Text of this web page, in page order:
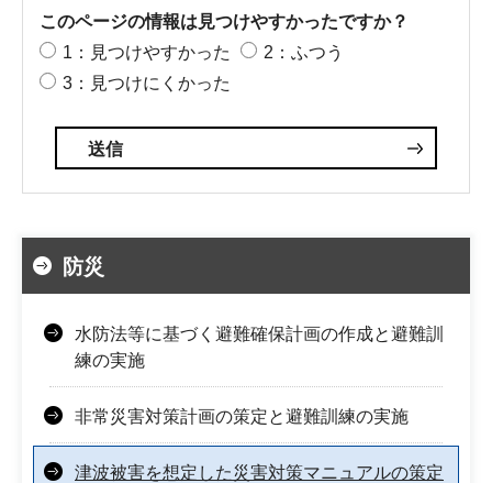
このページの情報は見つけやすかったですか？
1：見つけやすかった
2：ふつう
3：見つけにくかった
防災
水防法等に基づく避難確保計画の作成と避難訓
練の実施
非常災害対策計画の策定と避難訓練の実施
津波被害を想定した災害対策マニュアルの策定